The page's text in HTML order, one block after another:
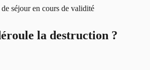
séjour en cours de validité
la destruction ?